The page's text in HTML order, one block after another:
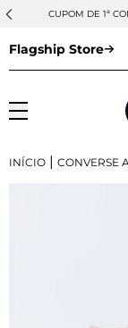
CUPOM DE 1ª
Flagship Store
INÍCIO | CONVERSE